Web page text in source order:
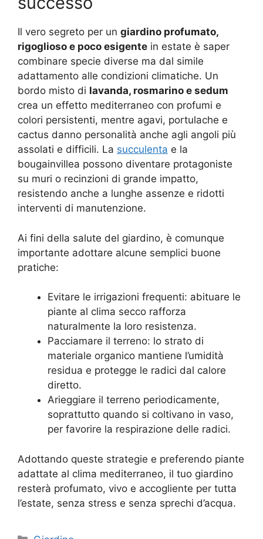
Il vero segreto per un giardino profumato,
rigoglioso e poco esigente in estate è saper
combinare specie diverse ma dal simile
adattamento alle condizioni climatiche. Un
bordo misto di lavanda, rosmarino e sedum
crea un effetto mediterraneo con profumi e
colori persistenti, mentre agavi, portulache e
cactus danno personalità anche agli angoli più
assolati e difficili. La succulenta e la
bougainvillea possono diventare protagoniste
su muri o recinzioni di grande impatto,
resistendo anche a lunghe assenze e ridotti
interventi di manutenzione.
Ai fini della salute del giardino, è comunque
importante adottare alcune semplici buone
pratiche:
Evitare le irrigazioni frequenti: abituare le
piante al clima secco rafforza
naturalmente la loro resistenza.
Pacciamare il terreno: lo strato di
materiale organico mantiene l’umidità
residua e protegge le radici dal calore
diretto.
Arieggiare il terreno periodicamente,
soprattutto quando si coltivano in vaso,
per favorire la respirazione delle radici.
Adottando queste strategie e preferendo piante
adattate al clima mediterraneo, il tuo giardino
resterà profumato, vivo e accogliente per tutta
l’estate, senza stress e senza sprechi d’acqua.